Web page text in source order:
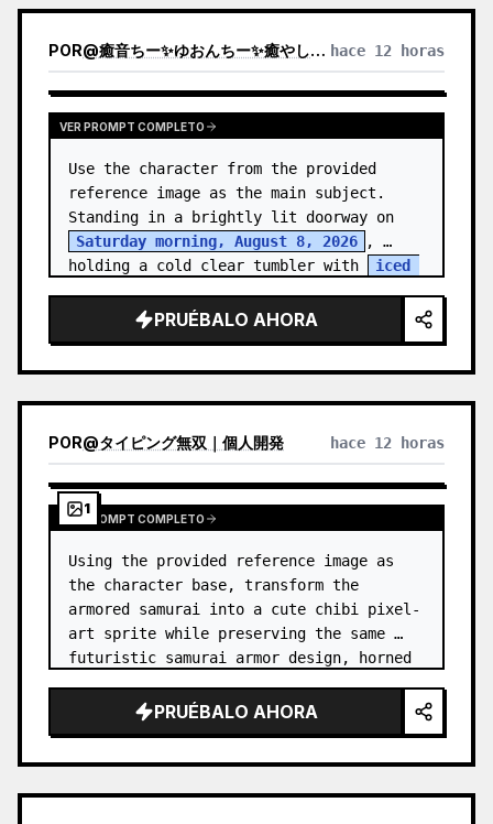
POR@癒音ちー✨ゆおんちー✨癒やし声ASMRとAI hace 12 horas
VER PROMPT COMPLETO
Use the character from the provided
reference image as the main subject.
Saturday morning, August 8, 2026
,
holding a cold clear tumbler with
iced
PRUÉBALO AHORA
POR@タイピング無双｜個人開発 hace 12 horas
1
VER PROMPT COMPLETO
Using the provided reference image as
the character base, transform the
armored samurai into a cute chibi pixel-
art sprite while preserving the same
futuristic samurai armor design, horned
accents, glowing cyan energy details,…
PRUÉBALO AHORA